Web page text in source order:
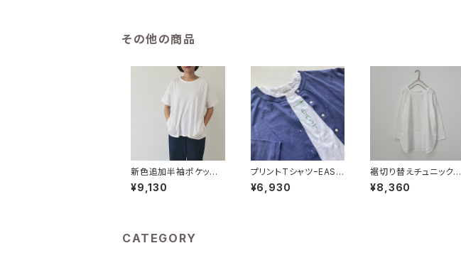
その他の商品
新色追加半袖ポケット
プルオーバー【43190】
¥9,130
プリントTシャツｰEAST
柄-【43189】
¥6,930
裾切り替えチュニック【4
3157】
¥8,360
CATEGORY